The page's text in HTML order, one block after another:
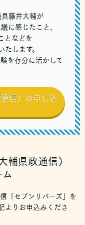
藤井大輔が
に感じたこと、
となどを
たします。
を存分に活かして
信）の申し込
輔県政通信）
「セブンリバーズ」を
よりお申込みくださ